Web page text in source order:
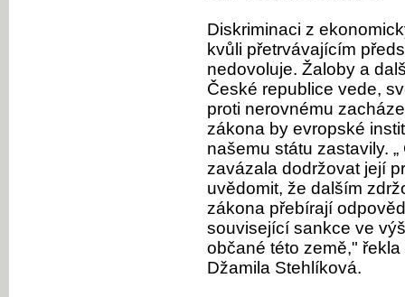
Diskriminaci z
kvůli přetrvávajícím
nedovoluje. Žaloby a
České republice vede,
proti nerovnému
zákona by evropské
našemu státu zastavily.
zavázala dodržovat její
uvědomit, že dalším
zákona přebírají
související sankce ve
občané této země,"
Džamila Stehlíková.